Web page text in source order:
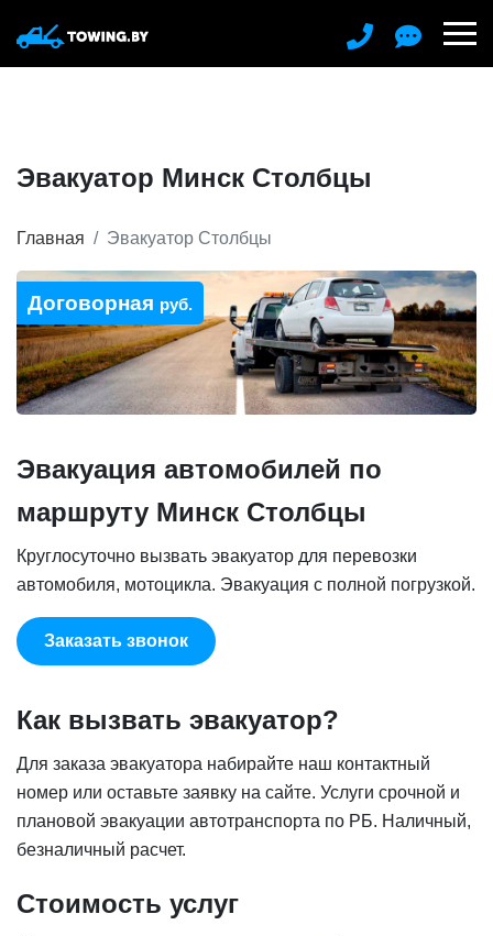
Эвакуатор Минск Столбцы
Главная Эвакуатор Столбцы
Договорная руб.
Эвакуация автомобилей по
маршруту Минск Столбцы
Круглосуточно вызвать эвакуатор для перевозки
автомобиля, мотоцикла. Эвакуация с полной погрузкой.
Заказать звонок
Как вызвать эвакуатор?
Для заказа эвакуатора набирайте наш контактный
номер или оставьте заявку на сайте. Услуги срочной и
плановой эвакуации автотранспорта по РБ. Наличный,
безналичный расчет.
Стоимость услуг